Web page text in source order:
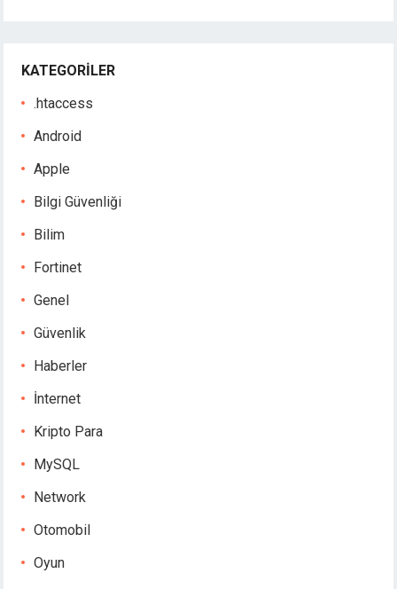
KATEGORILER
.htaccess
Android
Apple
Bilgi Güvenliği
Bilim
Fortinet
Genel
Güvenlik
Haberler
İnternet
Kripto Para
MySQL
Network
Otomobil
Oyun